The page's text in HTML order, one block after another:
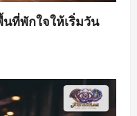
ที่พักใจให้เริ่มวัน